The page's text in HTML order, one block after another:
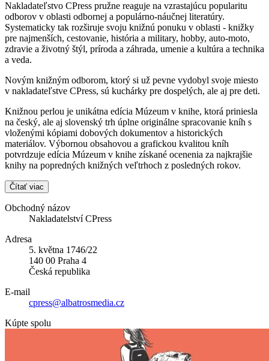
Nakladateľstvo CPress pružne reaguje na vzrastajúcu popularitu
odborov v oblasti odbornej a populárno-náučnej literatúry.
Systematicky tak rozširuje svoju knižnú ponuku v oblasti - knižky
pre najmenších, cestovanie, história a military, hobby, auto-moto,
zdravie a životný štýl, príroda a záhrada, umenie a kultúra a technika
a veda.
Novým knižným odborom, ktorý si už pevne vydobyl svoje miesto
v nakladateľstve CPress, sú kuchárky pre dospelých, ale aj pre deti.
Knižnou perlou je unikátna edícia Múzeum v knihe, ktorá priniesla
na český, ale aj slovenský trh úplne originálne spracovanie kníh s
vloženými kópiami dobových dokumentov a historických
materiálov. Výbornou obsahovou a grafickou kvalitou kníh
potvrdzuje edícia Múzeum v knihe získané ocenenia za najkrajšie
knihy na popredných knižných veľtrhoch z posledných rokov.
Čítať viac
Obchodný názov
Nakladatelství CPress
Adresa
5. května 1746/22
140 00 Praha 4
Česká republika
E-mail
cpress@albatrosmedia.cz
Kúpte spolu